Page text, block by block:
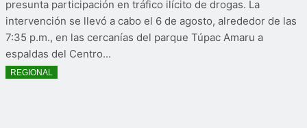
presunta participación en tráfico ilícito de drogas. La
intervención se llevó a cabo el 6 de agosto, alrededor de las
7:35 p.m., en las cercanías del parque Túpac Amaru a
espaldas del Centro...
REGIONAL